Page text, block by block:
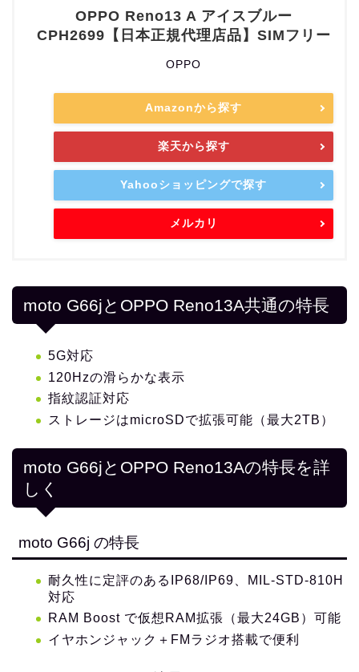
OPPO Reno13 A アイスブルー
CPH2699【日本正規代理店品】SIMフリー
OPPO
Amazonから探す
楽天から探す
Yahooショッピングで探す
メルカリ
moto G66jとOPPO Reno13A共通の特長
5G対応
120Hzの滑らかな表示
指紋認証対応
ストレージはmicroSDで拡張可能（最大2TB）
moto G66jとOPPO Reno13Aの特長を詳
しく
moto G66j の特長
耐久性に定評のあるIP68/IP69、MIL‑STD‑810H
対応
RAM Boost で仮想RAM拡張（最大24GB）可能
イヤホンジャック＋FMラジオ搭載で便利